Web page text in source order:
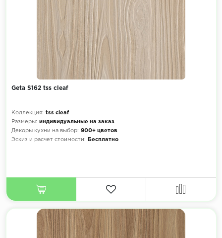
Geta S162 tss cleaf
Коллекция: tss cleaf
Размеры: индивидуальные на заказ
Декоры кухни на выбор: 900+ цветов
Эскиз и расчет стоимости:
Бесплатно